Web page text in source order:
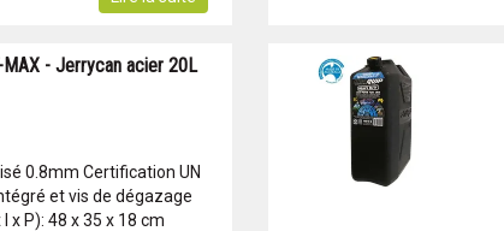
MAX - Jerrycan acier 20L
0.8mm Certification UN
et vis de dégazage
x P): 48 x 35 x 18 cm